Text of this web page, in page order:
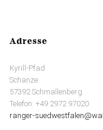
Adresse
Kyrill-Pfad
Schanze
57392 Schmallenberg
Telefon: +49 2972 97020
ranger-